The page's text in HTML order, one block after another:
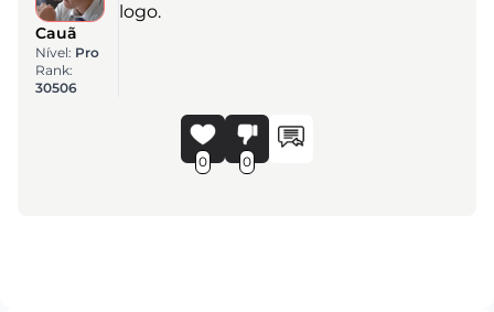
Cauã
Nível: Pro
Rank:
30506
logo.
0 0